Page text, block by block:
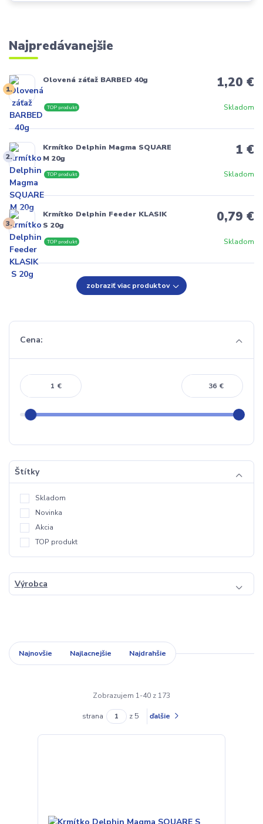
Najpredávanejšie
1.
Olovená záťaž BARBED 40g
Skladom
TOP produkt
1,20 €
2.
Krmítko Delphin Magma SQUARE
M 20g
Skladom
TOP produkt
1 €
3.
Krmítko Delphin Feeder KLASIK
S 20g
Skladom
TOP produkt
0,79 €
zobraziť viac produktov
Cena:
€ €
Štítky
Skladom
Novinka
Akcia
TOP produkt
Výrobca
Najnovšie Najlacnejšie Najdrahšie
Zobrazujem 1-40 z 173
strana z 5 ďalšie